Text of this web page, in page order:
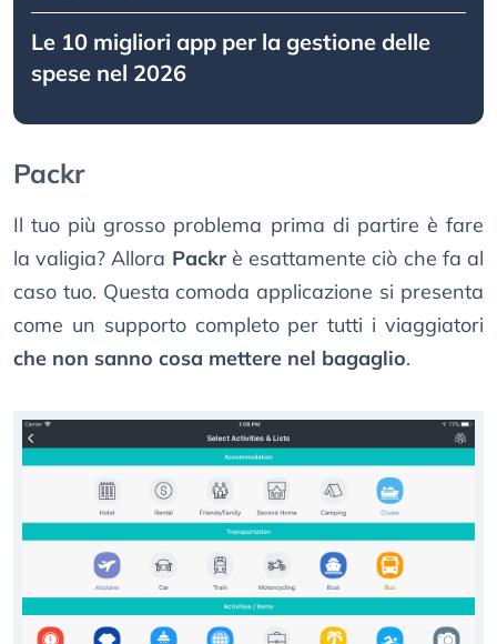
Le 10 migliori app per la gestione delle
spese nel 2026
Packr
Il tuo più grosso problema prima di partire è fare
la valigia? Allora Packrè esattamente ciò che fa al
caso tuo. Questa comoda applicazione si presenta
come un supporto completo per tutti i viaggiatori
che non sanno cosa mettere nel bagaglio.